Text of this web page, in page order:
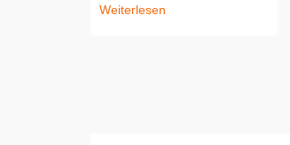
Weiterlesen